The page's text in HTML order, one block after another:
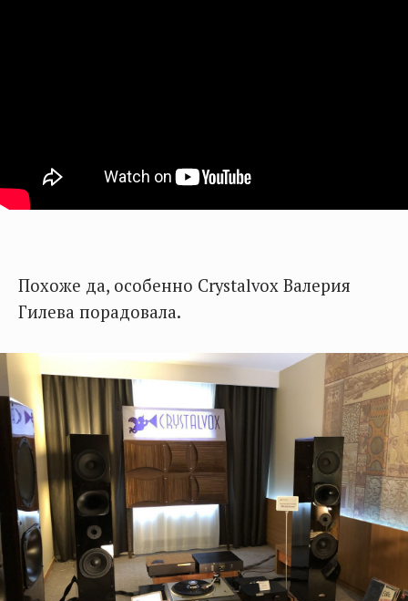
Похоже да, особенно Crystalvox Валерия
Гилева порадовала.